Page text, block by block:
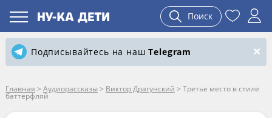
Поиск
Подписывайтесь на нашTelegram
Главная > Аудиорассказы > Виктор Драгунский > Третье место в стиле
баттерфляй